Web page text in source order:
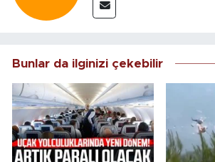
Bunlar da ilginizi çekebilir